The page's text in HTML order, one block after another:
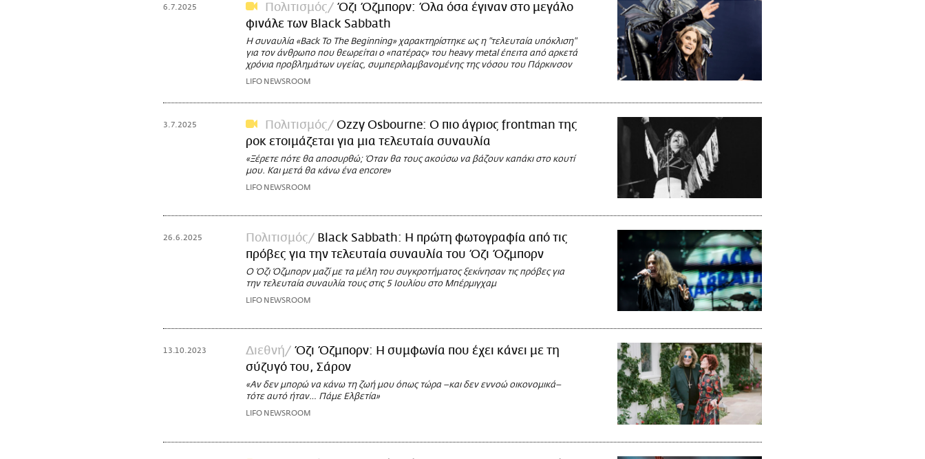
6.7.2025 Πολιτισμός
Όζι Όζμπορν: Όλα όσα έγιναν στο μεγάλο
φινάλε των Black Sabbath
Η συναυλία «Back To The Beginning» χαρακτηρίστηκε ως η "τελευταία υπόκλιση"
για τον άνθρωπο που θεωρείται ο «πατέρας» του heavy metal έπειτα από αρκετά
χρόνια προβλημάτων υγείας, συμπεριλαμβανομένης της νόσου του Πάρκινσον
LIFO NEWSROOM
3.7.2025 Πολιτισμός
Ozzy Osbourne: Ο πιο άγριος frontman της
ροκ ετοιμάζεται για μια τελευταία συναυλία
«Ξέρετε πότε θα αποσυρθώ; Όταν θα τους ακούσω να βάζουν καπάκι στο κουτί
μου. Και μετά θα κάνω ένα encore»
LIFO NEWSROOM
26.6.2025 Πολιτισμός
Black Sabbath: Η πρώτη φωτογραφία από τις
πρόβες για την τελευταία συναυλία του Όζι Όζμπορν
Ο Όζι Όζμπορν μαζί με τα μέλη του συγκροτήματος ξεκίνησαν τις πρόβες για
την τελευταία συναυλία τους στις 5 Ιουλίου στο Μπέρμιγχαμ
LIFO NEWSROOM
13.10.2023 Διεθνή
Όζι Όζμπορν: Η συμφωνία που έχει κάνει με τη
σύζυγό του, Σάρον
«Αν δεν μπορώ να κάνω τη ζωή μου όπως τώρα –και δεν εννοώ οικονομικά–
τότε αυτό ήταν… Πάμε Ελβετία»
LIFO NEWSROOM